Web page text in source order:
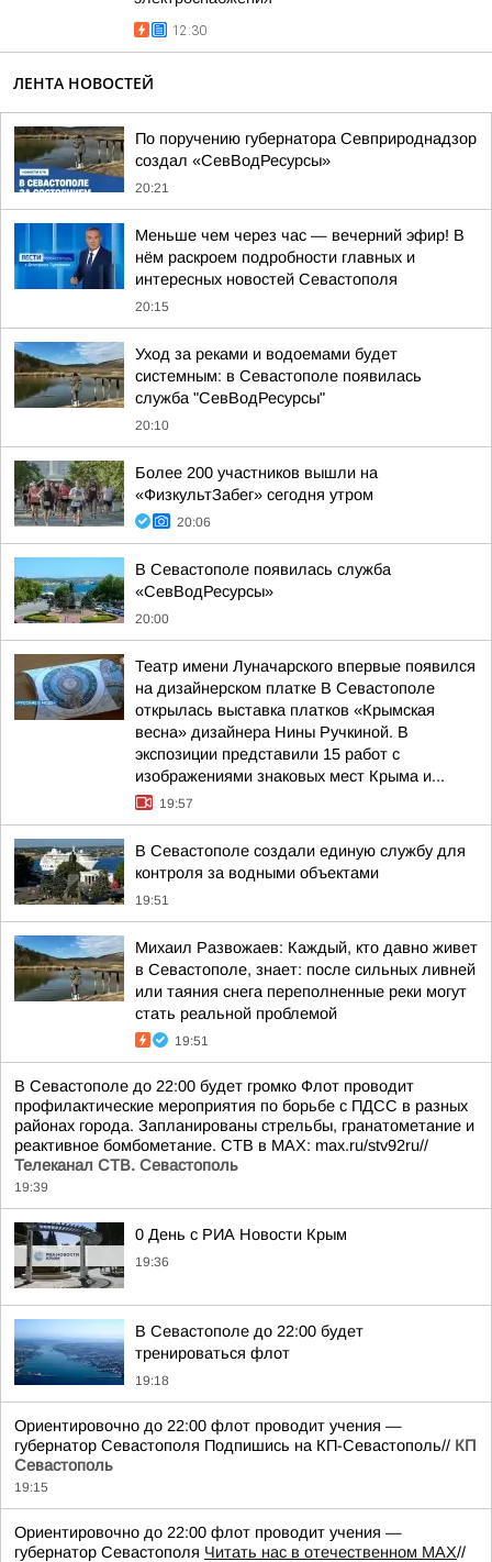
12:30
ЛЕНТА НОВОСТЕЙ
По поручению губернатора Севприроднадзор
создал «СевВодРесурсы»
20:21
Меньше чем через час — вечерний эфир! В
нём раскроем подробности главных и
интересных новостей Севастополя
20:15
Уход за реками и водоемами будет
системным: в Севастополе появилась
служба "СевВодРесурсы"
20:10
Более 200 участников вышли на
«ФизкультЗабег» сегодня утром
20:06
В Севастополе появилась служба
«СевВодРесурсы»
20:00
Театр имени Луначарского впервые появился
на дизайнерском платке В Севастополе
открылась выставка платков «Крымская
весна» дизайнера Нины Ручкиной. В
экспозиции представили 15 работ с
изображениями знаковых мест Крыма и...
19:57
В Севастополе создали единую службу для
контроля за водными объектами
19:51
Михаил Развожаев: Каждый, кто давно живет
в Севастополе, знает: после сильных ливней
или таяния снега переполненные реки могут
стать реальной проблемой
19:51
В Севастополе до 22:00 будет громко Флот проводит
профилактические мероприятия по борьбе с ПДСС в разных
районах города. Запланированы стрельбы, гранатометание и
реактивное бомбометание. СТВ в MAX: max.ru/stv92ru//
Телеканал CТВ. Севастополь
19:39
0 День с РИА Новости Крым
19:36
В Севастополе до 22:00 будет
тренироваться флот
19:18
Ориентировочно до 22:00 флот проводит учения —
губернатор Севастополя Подпишись на КП-Севастополь// КП
Севастополь
19:15
Ориентировочно до 22:00 флот проводит учения —
губернатор Севастополя Читать нас в отечественном MAX//